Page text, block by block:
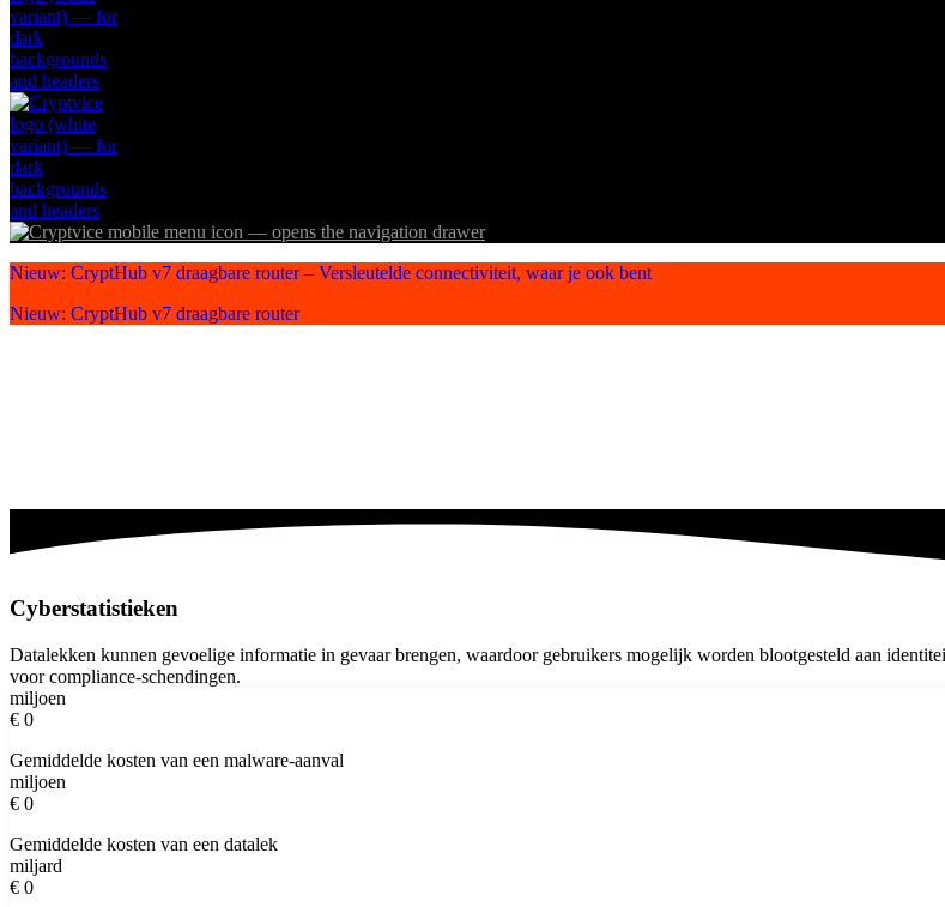
Nieuw: CryptHub v7 draagbare router – Versleutelde connectiviteit, waar je ook bent
Nieuw: CryptHub v7 draagbare router
Cyberstatistieken
Datalekken kunnen gevoelige informatie in gevaar brengen, waardoor gebruikers mogelijk worden blootgesteld aan
voor compliance-schendingen.
miljoen
€ 0
Gemiddelde kosten van een malware-aanval
miljoen
€ 0
Gemiddelde kosten van een datalek
miljard
€ 0